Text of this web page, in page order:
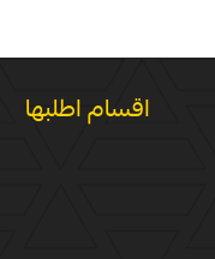
اقسام اطلبها